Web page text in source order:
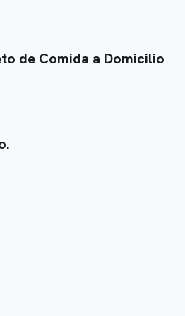
de Comida a Domicilio